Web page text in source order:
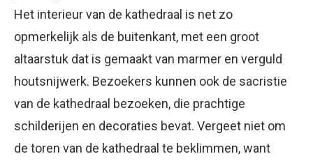
Het interieur van de kathedraal is net zo
opmerkelijk als de buitenkant, met een groot
altaarstuk dat is gemaakt van marmer en verguld
houtsnijwerk. Bezoekers kunnen ook de sacristie
van de kathedraal bezoeken, die prachtige
schilderijen en decoraties bevat. Vergeet niet om
de toren van de kathedraal te beklimmen, want